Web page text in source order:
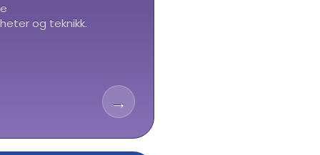
og teknikk.
→